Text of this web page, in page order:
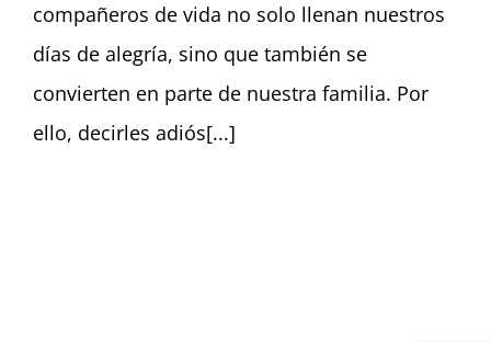
compañeros de vida no solo llenan nuestros
días de alegría, sino que también se
convierten en parte de nuestra familia. Por
ello, decirles adiós[...]